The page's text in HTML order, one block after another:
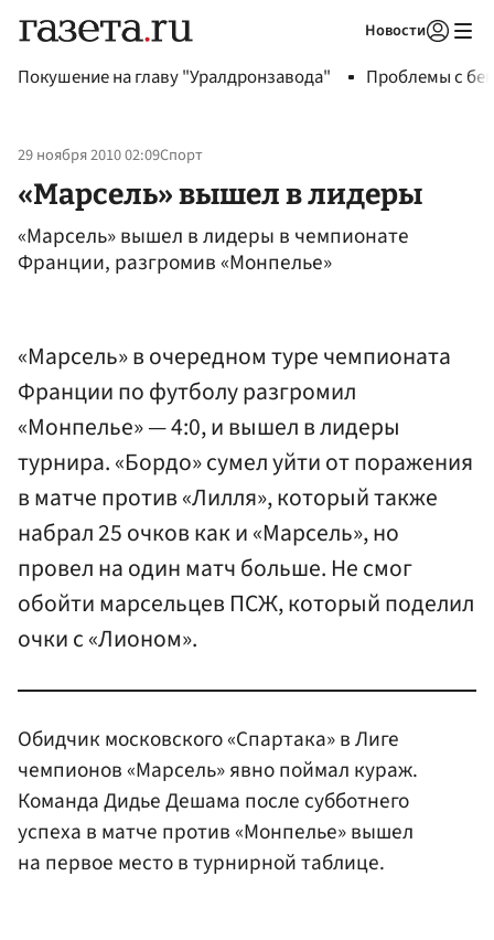
Новости
Покушение на главу "Уралдронзавода" Проблемы с
29 ноября 2010 02:09Спорт
«Марсель» вышел в лидеры
«Марсель» вышел в лидеры в чемпионате
Франции, разгромив «Монпелье»
«Марсель» в очередном туре чемпионата
Франции по футболу разгромил
«Монпелье» — 4:0, и вышел в лидеры
турнира. «Бордо» сумел уйти от поражения
в матче против «Лилля», который также
набрал 25 очков как и «Марсель», но
провел на один матч больше. Не смог
обойти марсельцев ПСЖ, который поделил
очки с «Лионом».
Обидчик московского «Спартака» в Лиге
чемпионов «Марсель» явно поймал кураж.
Команда Дидье Дешама после субботнего
успеха в матче против «Монпелье» вышел
на первое место в турнирной таблице.